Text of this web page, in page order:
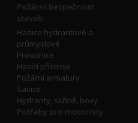
Požární bezpečnost
staveb
Hadice hydrantové a
průmyslové
Proudnice
Hasící přístroje
Požární armatury
Savice
Hydranty, skříně, boxy
Potřeby pro motoristy